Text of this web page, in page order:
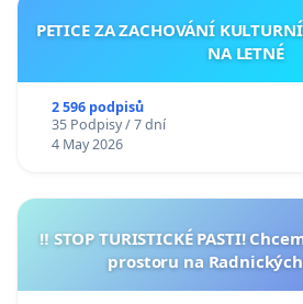
PETICE ZA ZACHOVÁNÍ
NA LETNÉ
2 596 podpisů
35 Podpisy / 7 dní
4 May 2026
‼️ STOP TURISTICKÉ PASTI!
prostoru na